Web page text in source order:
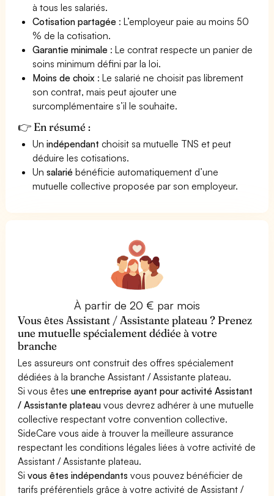
à tous les salariés.
Cotisation partagée : L’employeur paie au moins 50
% de la cotisation.
Garantie minimale : Le contrat respecte un panier de
soins minimum défini par la loi.
Moins de choix : Le salarié ne choisit pas librement
son contrat, mais peut ajouter une
surcomplémentaire s’il le souhaite.
👉 En résumé :
Unindépendant choisit sa mutuelle TNS et peut
déduire les cotisations.
Unsalarié bénéficie automatiquement d’une
mutuelle collective proposée par son employeur.
À partir de 20 € par mois
Vous êtes Assistant / Assistante plateau ? Prenez
une mutuelle spécialement dédiée à votre
branche
Les assureurs ont construit des offres spécialement
dédiées à la branche Assistant / Assistante plateau.
Si vous êtesune entreprise ayant pour activité Assistant
/ Assistante plateau vous devrez adhérer à une mutuelle
collective respectant votre convention collective.
SideCare vous aide à trouver la meilleure assurance
respectant les conditions légales liées à votre activité de
Assistant / Assistante plateau.
Sivous êtes indépendants vous pouvez bénéficier de
tarifs préférentiels grâce à votre activité de Assistant /